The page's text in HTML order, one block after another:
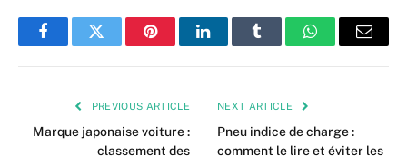
FacebookTwitter PinterestLinkedInTumblr WhatsAppEmail
PREVIOUS ARTICLE
Marque japonaise voiture :
classement des
NEXT ARTICLE
Pneu indice de charge :
comment le lire et éviter les